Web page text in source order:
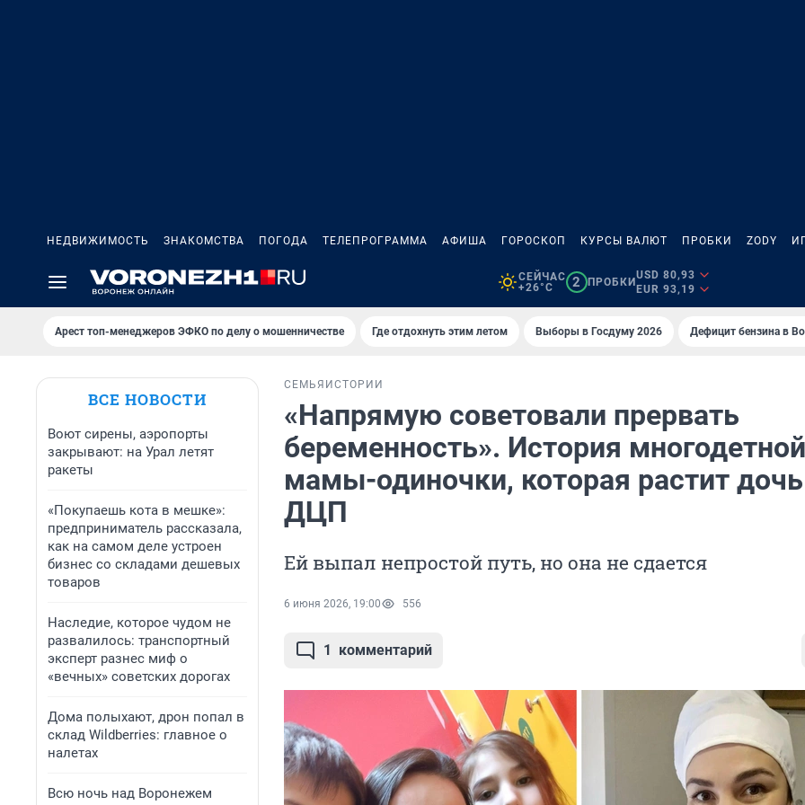
НЕДВИЖИМОСТЬ ЗНАКОМСТВА ПОГОДА ТЕЛЕПРОГРАММА АФИША ГОРОСКОП КУРСЫ ВАЛЮТ ПРОБКИ ZODY
СЕЙЧАС
+26°C
2 ПРОБКИ
USD 80,93
EUR 93,19
Арест топ-менеджеров ЭФКО по делу о мошенничестве Где отдохнуть этим летом Выборы в Госдуму 2026 Дефицит бензина в
ВСЕ НОВОСТИ
Воют сирены, аэропорты
закрывают: на Урал летят
ракеты
«Покупаешь кота в мешке»:
предприниматель рассказала,
как на самом деле устроен
бизнес со складами дешевых
товаров
Наследие, которое чудом не
развалилось: транспортный
эксперт разнес миф о
«вечных» советских дорогах
Дома полыхают, дрон попал в
склад Wildberries: главное о
налетах
Всю ночь над Воронежем
СЕМЬЯ ИСТОРИИ
«Напрямую советовали прервать
беременность». История многодетной
мамы-одиночки, которая растит
ДЦП
Ей выпал непростой путь, но она не сдается
6 июня 2026, 19:00 556
1 комментарий